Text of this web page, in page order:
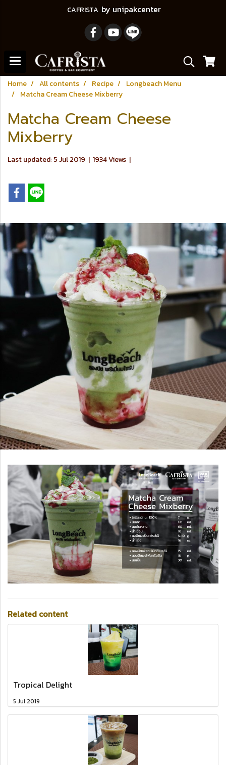
CAFRISTA by unipakcenter
Home All contents Recipe
Longbeach Menu
Matcha Cream Cheese Mixberry
Matcha Cream Cheese
Mixberry
Last updated: 5 Jul 2019 | 1934 Views |
Related content
Tropical Delight
5 Jul 2019